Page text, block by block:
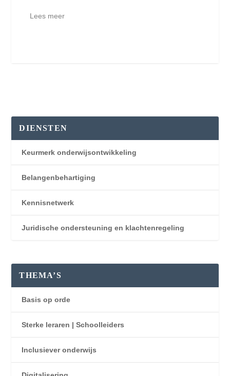
Lees meer
DIENSTEN
Keurmerk onderwijsontwikkeling
Belangenbehartiging
Kennisnetwerk
Juridische ondersteuning en klachtenregeling
THEMA’S
Basis op orde
Sterke leraren | Schoolleiders
Inclusiever onderwijs